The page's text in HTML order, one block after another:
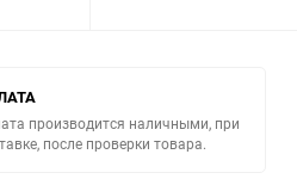
производится наличными, при
после проверки товара.